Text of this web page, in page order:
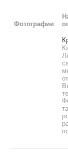
Фотографии